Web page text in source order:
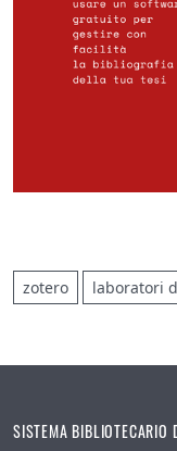
zotero laboratori
SISTEMA BIBLIOTECARIO